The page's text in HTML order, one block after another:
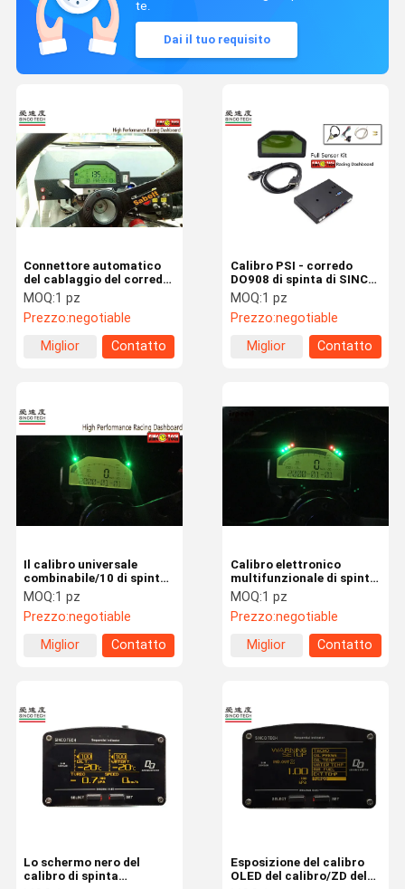
te.
Dai il tuo requisito
Calibro PSI - corredo
DO908 di spinta di SINCO
TECH Digital del sensore
di Turbo dell'unità di
ANTIVARI
MOQ:1 pz
Prezzo:negotiable
Miglior
Contatto
Connettore automatico
del cablaggio del corredo
dei sensori del cruscotto
di Digital/del cruscotto
automobile di raduno
MOQ:1 pz
Prezzo:negotiable
Miglior
Contatto
Calibro elettronico
multifunzionale di spinta,
calibri di Turbo
dell'automobile
esposizione di 3 - di -1
MOQ:1 pz
Prezzo:negotiable
Miglior
Contatto
Il calibro universale
combinabile/10 di spinta
del cavo del cablaggio in
1 calibro di spinta FA 908
MOQ:1 pz
Prezzo:negotiable
Miglior
Contatto
Esposizione del calibro
OLED del calibro/ZD del
Lo schermo nero del
calibro di spinta